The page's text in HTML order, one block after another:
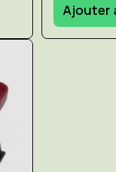
Ajouter